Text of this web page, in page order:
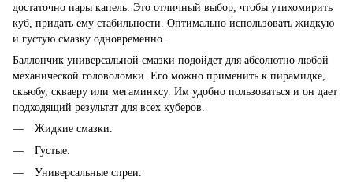
достаточно пары капель. Это отличный выбор, чтобы утихомирить
куб, придать ему стабильности. Оптимально использовать жидкую
и густую смазку одновременно.
Баллончик универсальной смазки подойдет для абсолютно любой
механической головоломки. Его можно применить к пирамидке,
скьюбу, скваеру или мегаминксу. Им удобно пользоваться и он дает
подходящий результат для всех куберов.
Жидкие смазки.
Густые.
Универсальные спреи.